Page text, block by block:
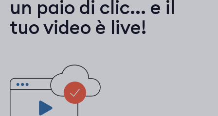
un paio di clic... e il
tuo video è live!